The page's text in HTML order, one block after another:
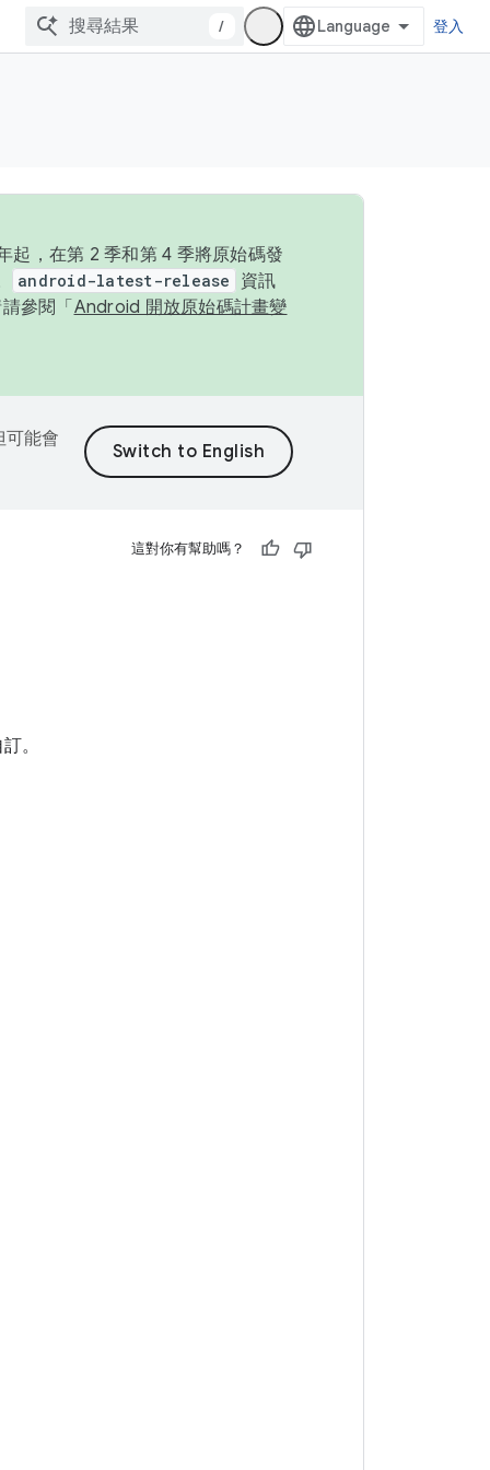
/ 登入
起，在第 2 季和第 4 季將原始碼發
android-latest-release
資訊
參閱「 Android 開放原始碼計畫變
能會
這對你有幫助嗎？
。